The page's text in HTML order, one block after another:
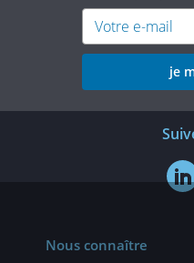
je

Nous connaître